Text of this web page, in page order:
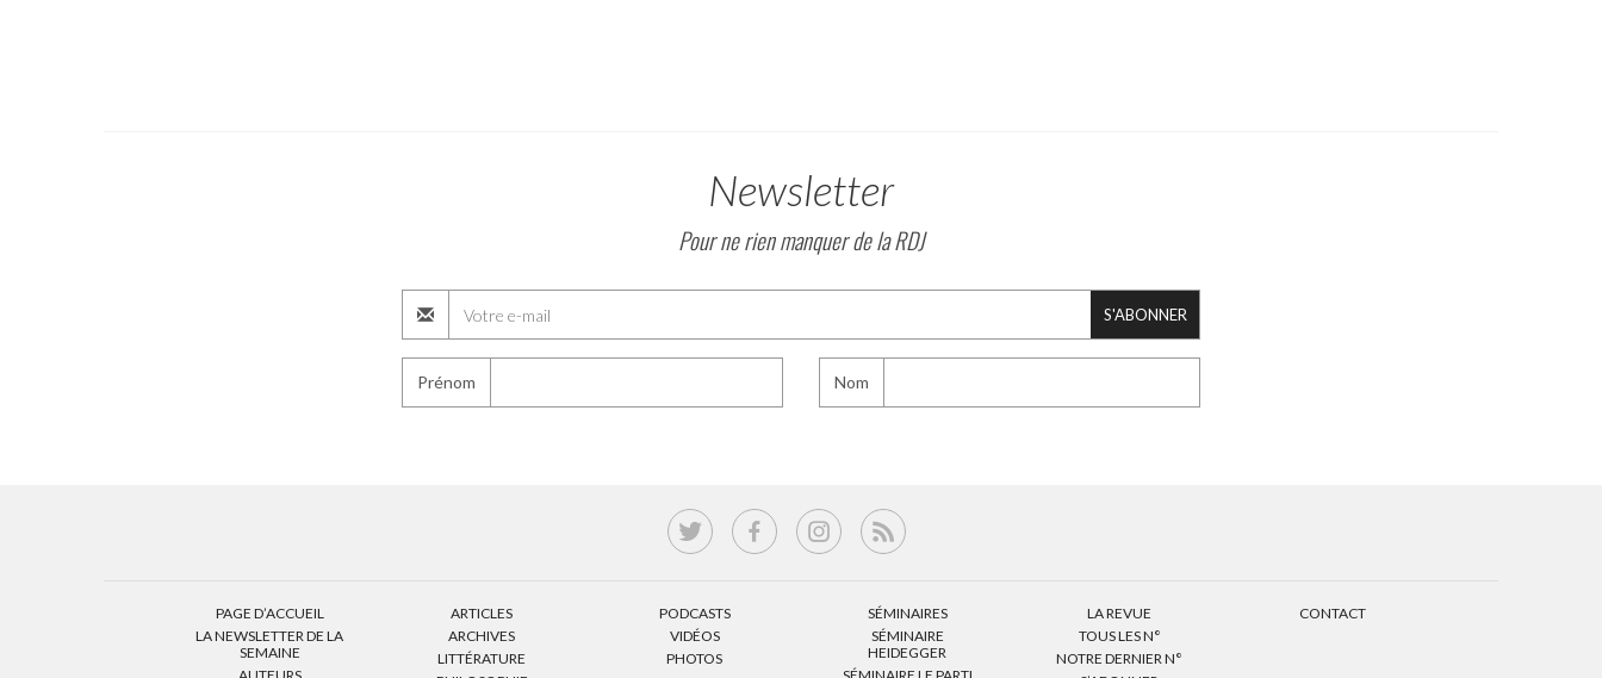
Newsletter
Pour ne rien manquer de la RDJ
S'ABONNER
Prénom Nom
PAGE D’ACCUEIL
LA NEWSLETTER DE LA
SEMAINE
ARTICLES
ARCHIVES
LITTÉRATURE
PODCASTS
VIDÉOS
PHOTOS
SÉMINAIRES
SÉMINAIRE
HEIDEGGER
LA REVUE
TOUS LES N°
NOTRE DERNIER N°
CONTACT